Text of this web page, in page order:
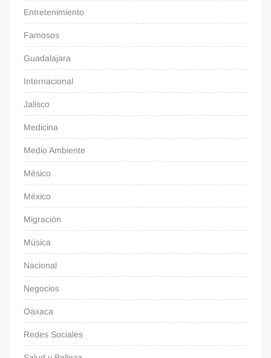
Entretenimiento
Famosos
Guadalajara
Internacional
Jalisco
Medicina
Medio Ambiente
Mésico
México
Migración
Música
Nacional
Negocios
Oaxaca
Redes Sociales